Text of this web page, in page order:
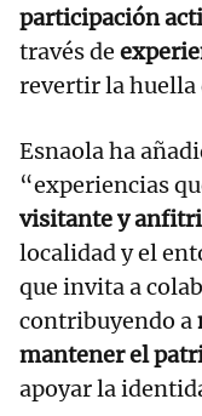
participación
través de
revertir la huella
Esnaola ha
“experiencias
visitante y
localidad y el
que invita a
contribuyendo a
mantener el
apoyar la